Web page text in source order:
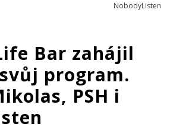
NobodyListen
Bar zahájil
program.
PSH i